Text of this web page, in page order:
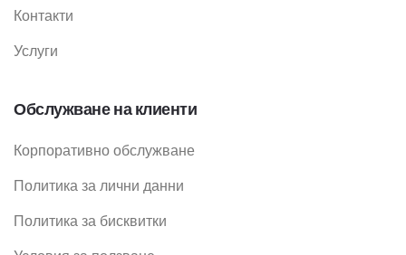
Контакти
Услуги
Обслужване на клиенти
Корпоративно обслужване
Политика за лични данни
Политика за бисквитки